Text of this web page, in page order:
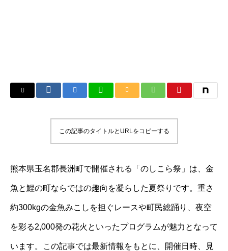
この記事のタイトルとURLをコピーする
熊本県玉名郡長洲町で開催される「のしこら祭」は、金
魚と鯉の町ならではの趣向を凝らした夏祭りです。重さ
約300kgの金魚みこしを担ぐレースや町民総踊り、夜空
を彩る2,000発の花火といったプログラムが魅力となって
います。この記事では最新情報をもとに、開催日時、見